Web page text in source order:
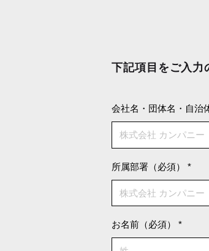
下記項目をご入力
会社名・団体名・自治
所属部署（必須）
お名前（必須）